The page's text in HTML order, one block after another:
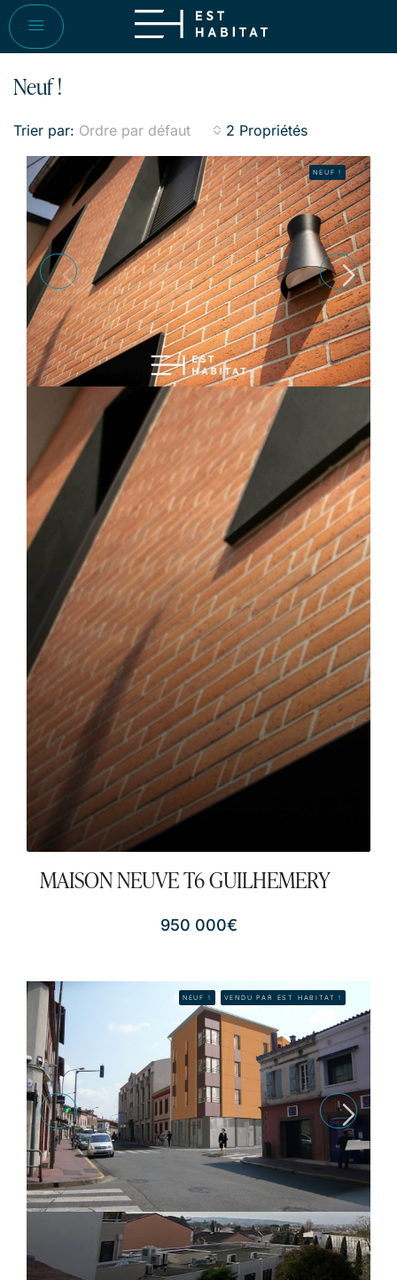
Neuf !
2 Propriétés
Trier par: Ordre par défaut
NEUF !
MAISON NEUVE T6 GUILHEMERY
950 000€
NEUF ! VENDU PAR EST HABITAT !